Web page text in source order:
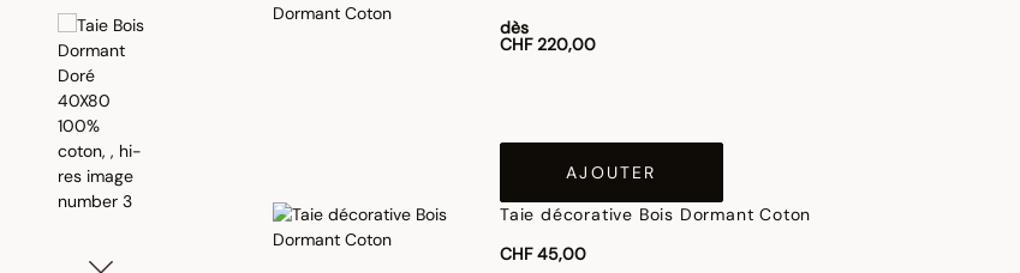
dès
CHF 220,00
AJOUTER
Taie décorative Bois Dormant Coton
CHF 45,00